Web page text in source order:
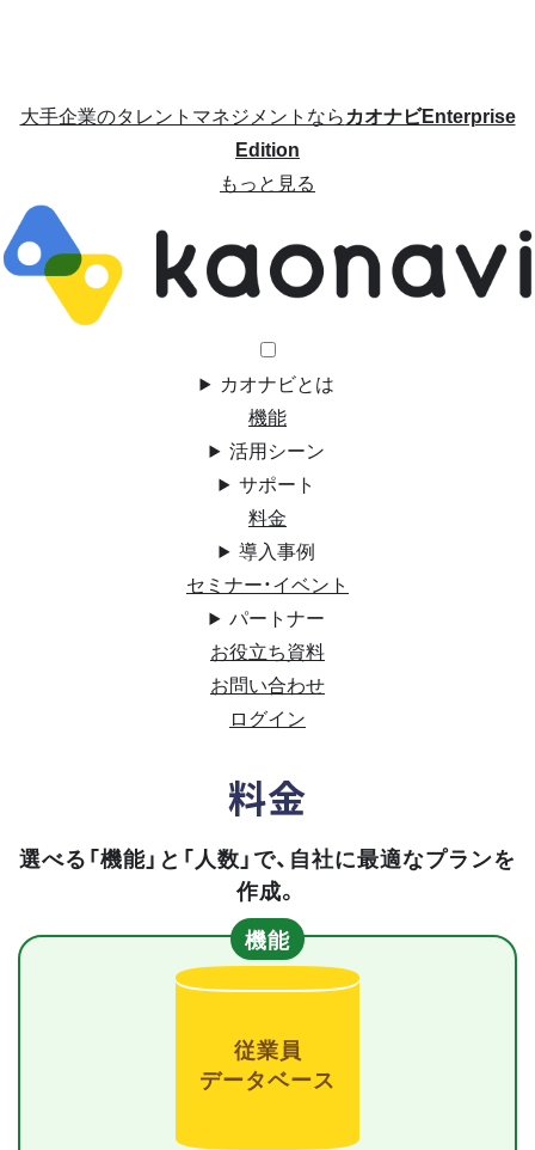
大手企業のタレントマネジメントならカオナビEnterprise
Edition
もっと見る
カオナビとは
機能
活用シーン
サポート
料金
導入事例
セミナー・イベント
パートナー
お役立ち資料
お問い合わせ
ログイン
料金
選べる「機能」と「人数」で、自社に最適なプランを
作成。
機能
従業員
データベース